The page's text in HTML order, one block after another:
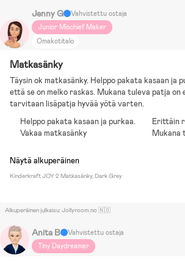
Jenny G
Vahvistettu ostaja
Junior Mischief Maker
Omakotitalo
Matkasänky
Täysin ok matkasänky. Helppo pakata kasaan ja
että se on melko raskas. Mukana tuleva patja
tarvitaan lisäpatja hyvää yötä varten.
Helppo pakata kasaan ja purkaa.
Vakaa matkasänky
Erittäin
Mukana
Näytä alkuperäinen
Kinderkraft JOY 2 Matkasänky, Dark Grey
Alkuperäinen julkaisu: Jollyroom.no 🇳🇴
Anita B
Vahvistettu ostaja
Tiny Daydreamer